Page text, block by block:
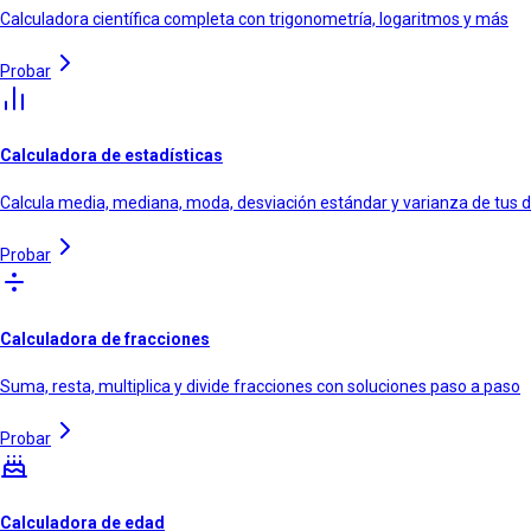
Calculadora científica completa con trigonometría, logaritmos y más
Probar
Calculadora de estadísticas
Calcula media, mediana, moda, desviación estándar y varianza de tus
Probar
Calculadora de fracciones
Suma, resta, multiplica y divide fracciones con soluciones paso a paso
Probar
Calculadora de edad